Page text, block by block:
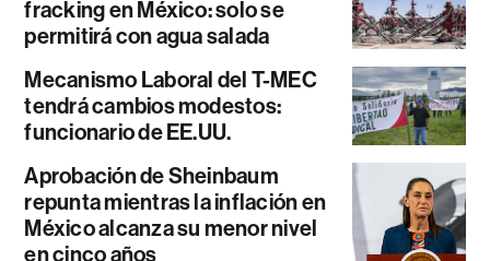
fracking en México: solo se
permitirá con agua salada
Mecanismo Laboral del T-MEC
tendrá cambios modestos:
funcionario de EE.UU.
Aprobación de Sheinbaum
repunta mientras la inflación en
México alcanza su menor nivel
en cinco años